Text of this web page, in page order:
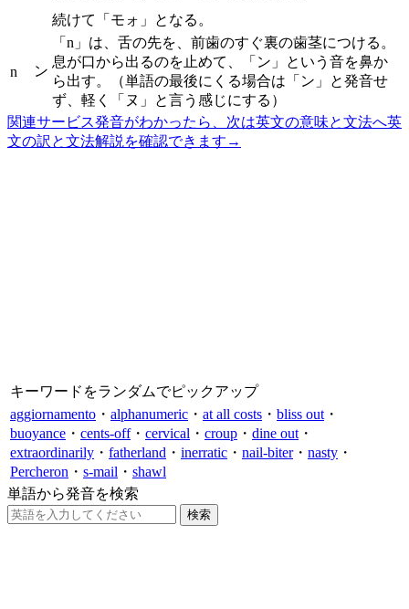
続けて「モォ」となる。
n ン
「n」は、舌の先を、前歯のすぐ裏の歯茎につける。
息が口から出るのを止めて、「ン」という音を鼻か
ら出す。（単語の最後にくる場合は「ン」と発音せ
ず、軽く「ヌ」と言う感じにする）
関連サービス発音がわかったら、次は英文の意味と文法へ英
文の訳と文法解説を確認できます →
キーワードをランダムでピックアップ
aggiornamento ・ alphanumeric ・ at all costs ・ bliss out ・
buoyance ・ cents-off・ cervical ・ croup ・ dine out ・
extraordinarily ・ fatherland ・ inerratic ・ nail-biter・ nasty ・
Percheron ・ s-mail ・ shawl
単語から発音を検索